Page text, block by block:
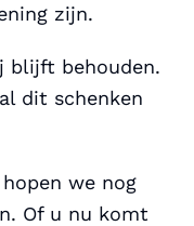
zijn.
blijft behouden.
dit schenken
we nog
Of u nu komt